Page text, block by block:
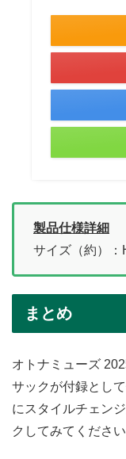
製品仕様詳細
サイズ（約）
まとめ
オトナミューズ
サックが付録とし
にスタイルチェン
クしてみてください